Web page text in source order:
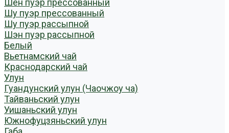
Шен пуэр прессованный
Шу пуэр прессованный
Шу пуэр рассыпной
Шэн пуэр рассыпной
Белый
Вьетнамский чай
Краснодарский чай
Улун
Гуандунский улун (Чаочжоу ча)
Тайваньский улун
Уишаньский улун
Южнофуцзяньский улун